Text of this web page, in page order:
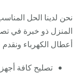
نحن لدينا الحل
المنزل ذو خبرة في
أعطال الكهرباء
تصليح كافة